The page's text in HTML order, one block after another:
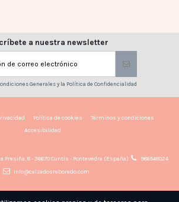
a nuestra newsletter
Generalesy la Política de Confidencialidad
Política de cookies
Términos y condiciones
Accesibilidad
Presiña, 8 - 36670 Cuntis - Pontevedra (España)
986548024
info@calzadosreboredo.com